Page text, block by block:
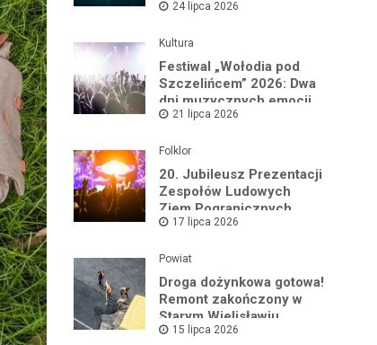
24 lipca 2026
Kultura
Festiwal „Wołodia pod
Szczelińcem” 2026: Dwa
dni muzycznych emocji
w sercu Gór Stołowych!
21 lipca 2026
Folklor
20. Jubileusz Prezentacji
Zespołów Ludowych
Ziem Pogranicznych
„Róża Kłodzka” za nami!
17 lipca 2026
Powiat
Droga dożynkowa gotowa!
Remont zakończony w
Starym Wielisławiu
15 lipca 2026